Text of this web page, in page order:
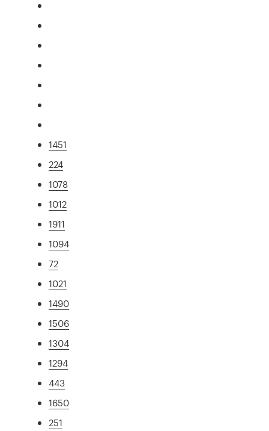
1451
224
1078
1012
1911
1094
72
1021
1490
1506
1304
1294
443
1650
251